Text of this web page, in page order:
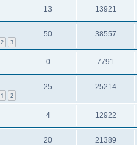
13 13921
2 3
50 38557
0 7791
1 2
25 25214
4 12922
20 21389